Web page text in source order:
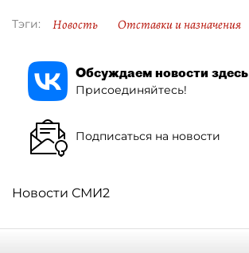
Тэги: Новость Отставки и назначения
Обсуждаем новости здесь
Присоединяйтесь!
Подписаться на новости
Новости СМИ2